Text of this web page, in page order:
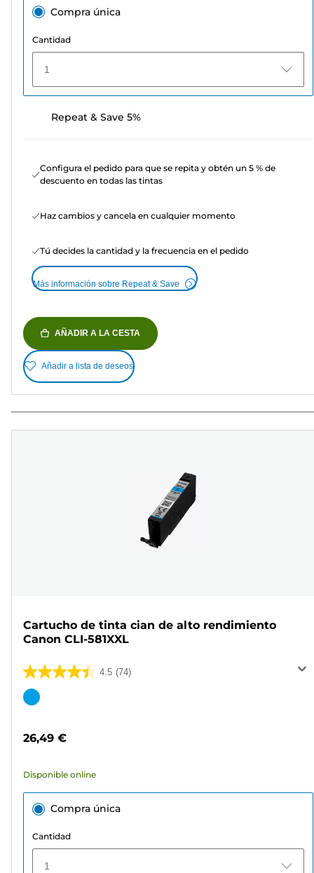
Compra única
Cantidad
1
Repeat & Save 5%
Configura el pedido para que se repita y obtén un 5 % de
descuento en todas las tintas
Haz cambios y cancela en cualquier momento
Tú decides la cantidad y la frecuencia en el pedido
Más información sobre Repeat & Save
AÑADIR A LA CESTA
Añadir a lista de deseos
Cartucho de tinta cian de alto rendimiento
Canon CLI-581XXL
4.5 (74)
4.5
de
74
Cartucho
26,49 €
Disponible online
Compra única
Cantidad
1